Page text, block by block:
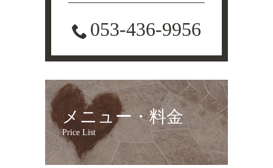
053-436-9956
メニュー・料金
Price List